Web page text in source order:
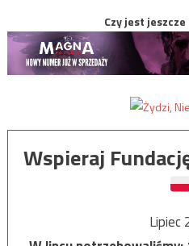
Czy jest
Wspieraj
Lipiec